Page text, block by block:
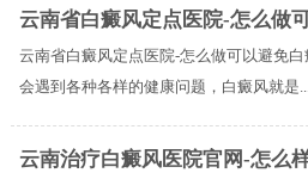
云南省白癜风定点医院-怎么做
云南省白癜风定点医院-怎么做可以避免
会遇到各种各样的健康问题，白癜风就是
云南治疗白癜风医院官网-怎么